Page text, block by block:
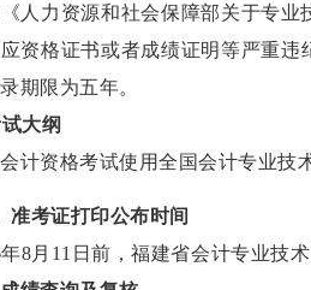
力资源和社会保障部关于专业
资格证书或者成绩证明等严重
期限为五年。
大纲
资格考试使用全国会计专业技
准考证打印公布时间
年8月 11 日前，福建省会计专业技